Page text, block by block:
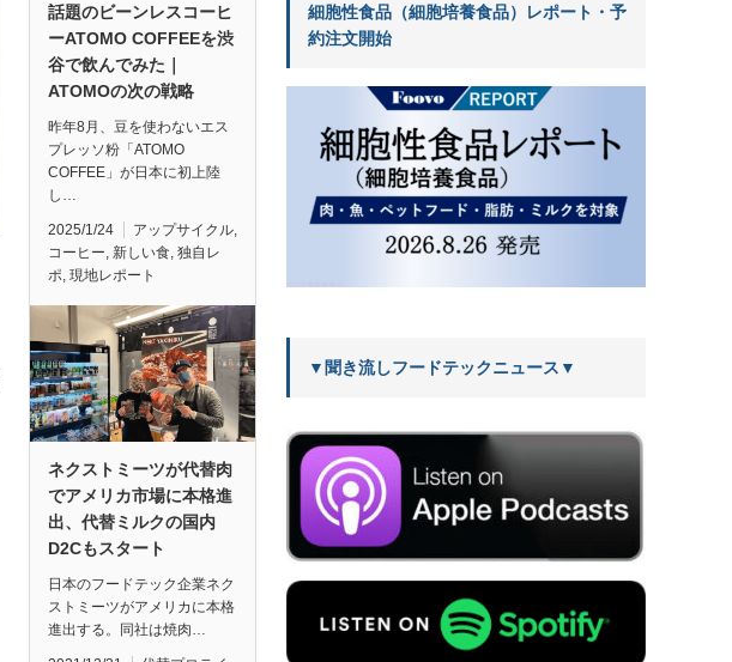
話題のビーンレスコーヒ
ーATOMO COFFEEを渋
谷で飲んでみた｜
ATOMOの次の戦略
昨年8月、豆を使わないエス
プレッソ粉「ATOMO
COFFEE」が日本に初上陸
し…
2025/1/24 アップサイクル,
コーヒー, 新しい食, 独自レ
ポ, 現地レポート
ネクストミーツが代替肉
でアメリカ市場に本格進
出、代替ミルクの国内
D2Cもスタート
日本のフードテック企業ネク
ストミーツがアメリカに本格
進出する。同社は焼肉…
細胞性食品（細胞培養食品）レポート・予
約注文開始
▼聞き流しフードテックニュース▼